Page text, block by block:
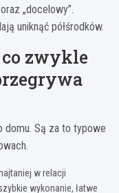
„docelowy”.
uniknąć półśrodków.
zwykle
domu. Są za to typowe
w relacji
wykonanie, łatwe